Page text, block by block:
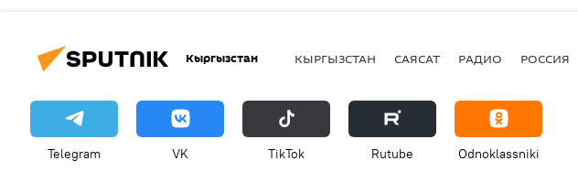
Кыргызстан КЫРГЫЗСТАН САЯСАТ РАДИО РОССИЯ
Telegram VK ТikТоk Rutube Odnoklassniki